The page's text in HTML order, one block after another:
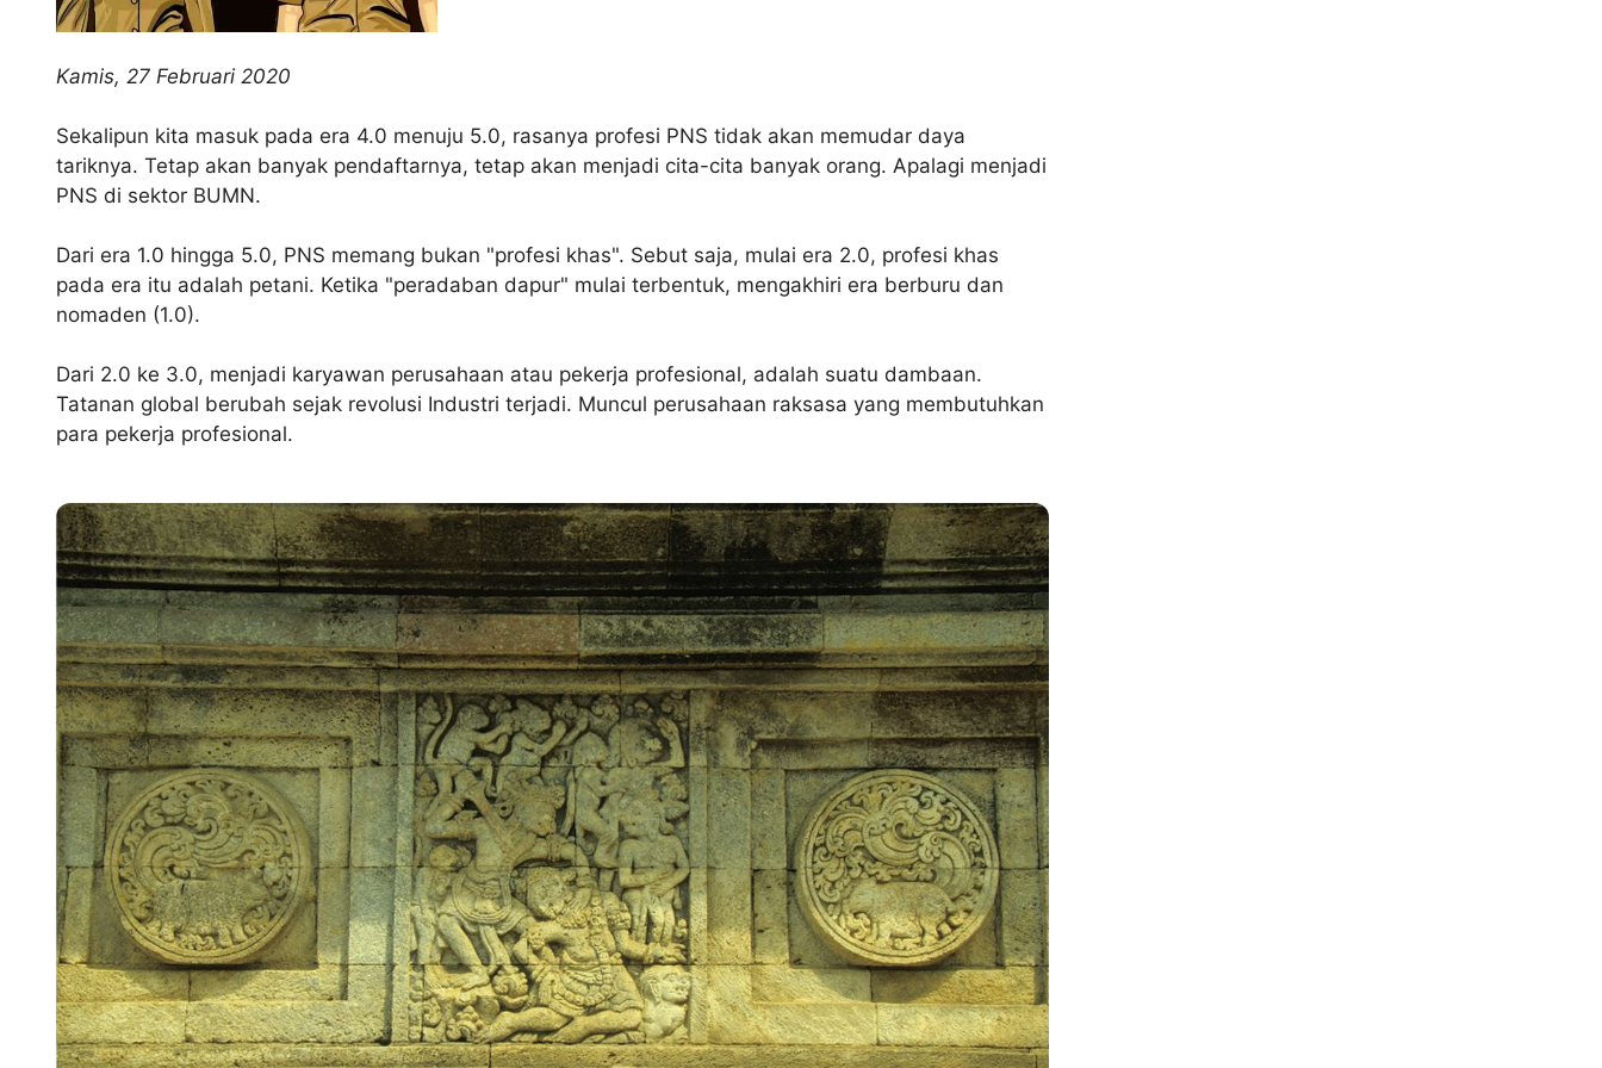
Kamis, 27 Februari 2020
Sekalipun kita masuk pada era 4.0 menuju 5.0, rasanya profesi PNS tidak akan memudar daya
tariknya. Tetap akan banyak pendaftarnya, tetap akan menjadi cita-cita banyak orang. Apalagi menjadi
PNS di sektor BUMN.
Dari era 1.0 hingga 5.0, PNS memang bukan "profesi khas". Sebut saja, mulai era 2.0, profesi khas
pada era itu adalah petani. Ketika "peradaban dapur" mulai terbentuk, mengakhiri era berburu dan
nomaden (1.0).
Dari 2.0 ke 3.0, menjadi karyawan perusahaan atau pekerja profesional, adalah suatu dambaan.
Tatanan global berubah sejak revolusi Industri terjadi. Muncul perusahaan raksasa yang membutuhkan
para pekerja profesional.